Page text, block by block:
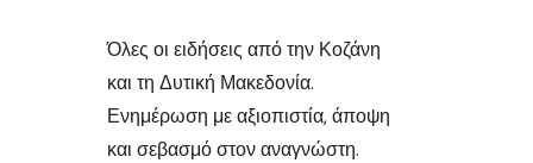
Όλες οι ειδήσεις από την Κοζάνη
και τη Δυτική Μακεδονία.
Ενημέρωση με αξιοπιστία, άποψη
και σεβασμό στον αναγνώστη.